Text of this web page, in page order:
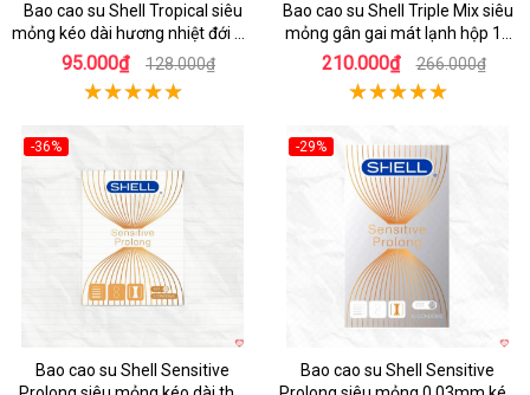
Bao cao su Shell Tropical siêu
mỏng kéo dài hương nhiệt đới an
toàn
95.000₫ 128.000₫
Bao cao su Shell Triple Mix siêu
mỏng gân gai mát lạnh hộp 12
cái
210.000₫ 266.000₫
-36%
Bao cao su Shell Sensitive
-29%
Bao cao su Shell Sensitive